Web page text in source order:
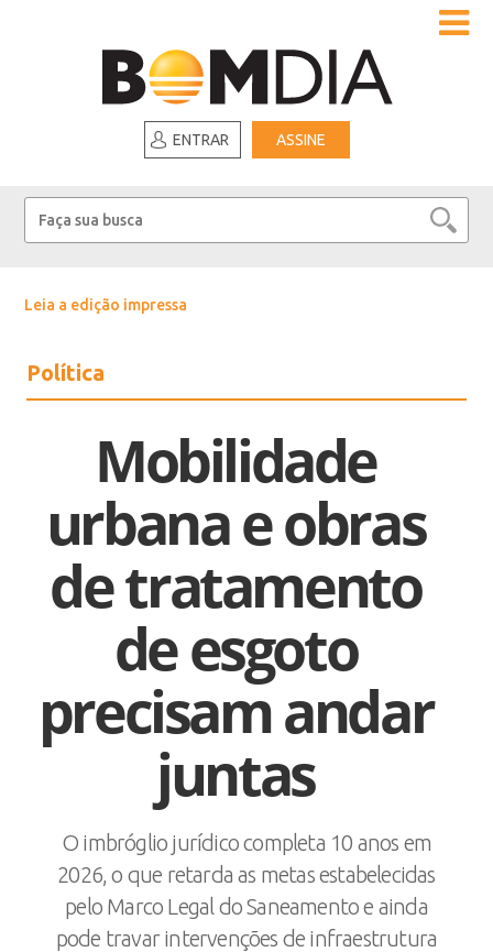
ENTRAR ASSINE
Leia a edição impressa
Política
Mobilidade
urbana e obras
de tratamento
de esgoto
precisam andar
juntas
O imbróglio jurídico completa 10 anos em
2026, o que retarda as metas estabelecidas
pelo Marco Legal do Saneamento e ainda
pode travar intervenções de infraestrutura